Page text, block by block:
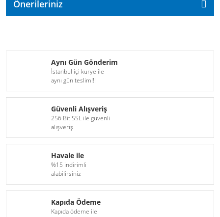
Önerileriniz
Aynı Gün Gönderim
İstanbul içi kurye ile
aynı gün teslim!!!
Güvenli Alışveriş
256 Bit SSL ile güvenli
alışveriş
Havale ile
%15 indirimli
alabilirsiniz
Kapıda Ödeme
Kapıda ödeme ile